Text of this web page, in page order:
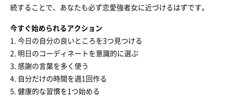
続することで、あなたも必ず恋愛強者女に近づけるはずです。
今すぐ始められるアクション
1. 今日の自分の良いところを3つ見つける
2. 明日のコーディネートを意識的に選ぶ
3. 感謝の言葉を多く使う
4. 自分だけの時間を週1回作る
5. 健康的な習慣を1つ始める